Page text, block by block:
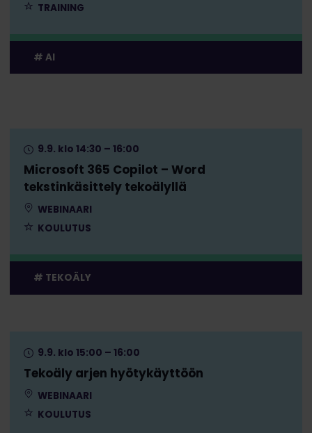
TRAINING
AI
Microsoft 365 Copilot – Word
tekstinkäsittely tekoälyllä
9.9. klo 14:30 – 16:00
WEBINAARI
KOULUTUS
TEKOÄLY
Tekoäly arjen hyötykäyttöön
9.9. klo 15:00 – 16:00
WEBINAARI
KOULUTUS